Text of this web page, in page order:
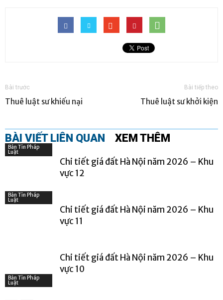
Bài trước
Thuê luật sư khiếu nại
Bài tiếp theo
Thuê luật sư khởi kiện
BÀI VIẾT LIÊN QUAN XEM THÊM
Bản Tin Pháp
Luật
Chi tiết giá đất Hà Nội năm 2026 – Khu
vực 12
Bản Tin Pháp
Luật
Chi tiết giá đất Hà Nội năm 2026 – Khu
vực 11
Bản Tin Pháp
Luật
Chi tiết giá đất Hà Nội năm 2026 – Khu
vực 10